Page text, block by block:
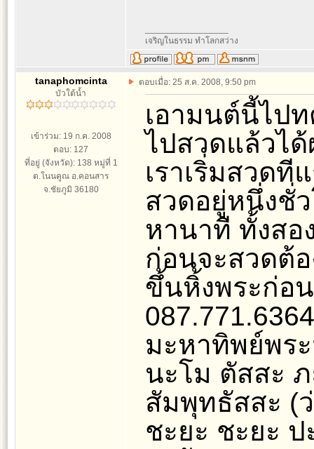
เจริญในธรรม ทำโลกสว่าง
tanaphomcinta
บัวใต้น้ำ
เข้าร่วม: 19 ก.ค. 2008
ตอบ: 127
ที่อยู่ (จังหวัด): 138 หมู่ที่ 1
ต.โนนคูณ อ.คอนสาร
จ.ชัยภูมิ 36180
ตอบเมื่อ: 25 ส.ค. 2008, 9:50 pm
เอามนต์นี้ไป
ไปสวดแล้วไ
เราเริ่มสวด
สวดอยู่หนึ่งชั่
หานาที ทั้งสอ
ก่อนจะสวดต้
ขึ้นหิ้งพระก่อ
มะหาทิพย์พร
นะโม ตัสสะ
สัมพุทธัสสะ (
ชะยะ ชะยะ